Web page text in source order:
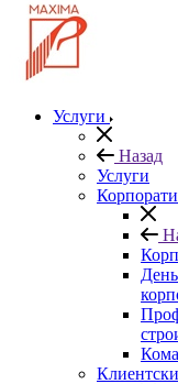
Услуги
Назад
Услуги